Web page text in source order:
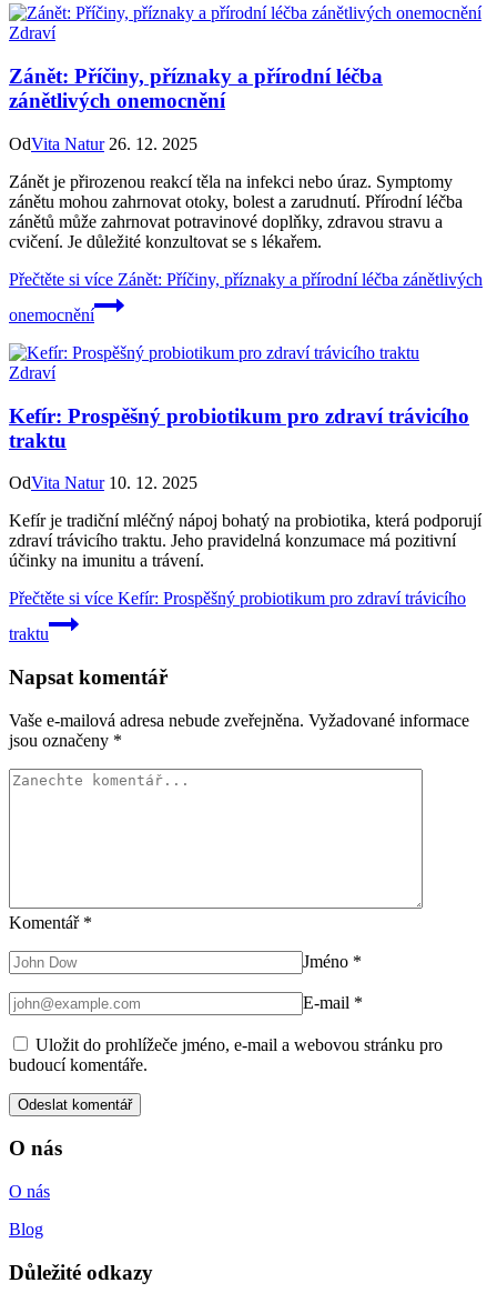
Zdraví
Zánět: Příčiny, příznaky a přírodní léčba
zánětlivých onemocnění
OdVita Natur 26. 12. 2025
Zánět je přirozenou reakcí těla na infekci nebo úraz. Symptomy
zánětu mohou zahrnovat otoky, bolest a zarudnutí. Přírodní léčba
zánětů může zahrnovat potravinové doplňky, zdravou stravu a
cvičení. Je důležité konzultovat se s lékařem.
Přečtěte si více Zánět: Příčiny, příznaky a přírodní léčba zánětlivých
onemocnění
Zdraví
Kefír: Prospěšný probiotikum pro zdraví trávicího
traktu
OdVita Natur 10. 12. 2025
Kefír je tradiční mléčný nápoj bohatý na probiotika, která podporují
zdraví trávicího traktu. Jeho pravidelná konzumace má pozitivní
účinky na imunitu a trávení.
Přečtěte si více Kefír: Prospěšný probiotikum pro zdraví trávicího
traktu
Napsat komentář
Vaše e-mailová adresa nebude zveřejněna. Vyžadované informace
jsou označeny *
Komentář *
Jméno *
E-mail *
Uložit do prohlížeče jméno, e-mail a webovou stránku pro
budoucí komentáře.
O nás
O nás
Blog
Důležité odkazy